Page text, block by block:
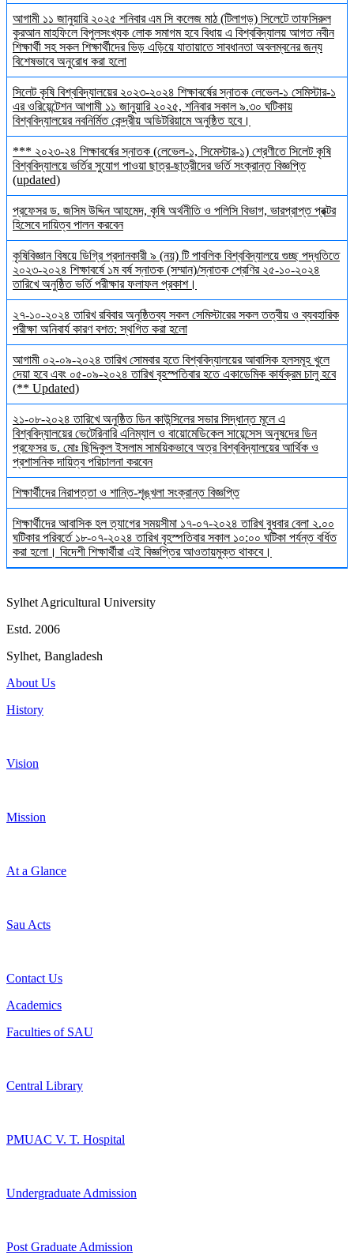
আগামী ১১ জানুয়ারি ২০২৫ শনিবার এম সি কলেজ মাঠ (টিলাগড়) সিলেটে তাফসিরুল
কুরআন মাহফিলে বিপুলসংখ্যক লোক সমাগম হবে বিধায় এ বিশ্ববিদ্যালয় আগত নবীন
শিক্ষার্থী সহ সকল শিক্ষার্থীদের ভিড় এড়িয়ে যাতায়াতে সাবধানতা অবলম্বনের জন্য
বিশেষভাবে অনুরোধ করা হলো
সিলেট কৃষি বিশ্ববিদ্যালয়ের ২০২৩-২০২৪ শিক্ষাবর্ষের স্নাতক লেভেল-১ সেমিস্টার-১
এর ওরিয়েন্টেশন আগামী ১১ জানুয়ারি ২০২৫, শনিবার সকাল ৯.৩০ ঘটিকায়
বিশ্ববিদ্যালয়ের নবনির্মিত কেন্দ্রীয় অডিটরিয়ামে অনুষ্ঠিত হবে।
*** ২০২৩-২৪ শিক্ষাবর্ষের স্নাতক (লেভেল-১, সিমেস্টার-১) শ্রেণীতে সিলেট কৃষি
বিশ্ববিদ্যালয়ে ভর্তির সুযোগ পাওয়া ছাত্র-ছাত্রীদের ভর্তি সংক্রান্ত বিজ্ঞপ্তি
(updated)
প্রফেসর ড. জসিম উদ্দিন আহমেদ, কৃষি অর্থনীতি ও পলিসি বিভাগ, ভারপ্রাপ্ত প্রক্টর
হিসেবে দায়িত্ব পালন করবেন
কৃষিবিজ্ঞান বিষয়ে ডিগ্রি প্রদানকারী ৯ (নয়) টি পাবলিক বিশ্ববিদ্যালয়ে গুচ্ছ পদ্ধতিতে
২০২৩-২০২৪ শিক্ষাবর্ষে ১ম বর্ষ স্নাতক (সম্মান)/স্নাতক শ্রেণির ২৫-১০-২০২৪
তারিখে অনুষ্ঠিত ভর্তি পরীক্ষার ফলাফল প্রকাশ।
২৭-১০-২০২৪ তারিখ রবিবার অনুষ্ঠিতব্য সকল সেমিস্টারের সকল তত্বীয় ও ব্যবহারিক
পরীক্ষা অনিবার্য কারণ বশত: স্থগিত করা হলো
আগামী ০২-০৯-২০২৪ তারিখ সোমবার হতে বিশ্ববিদ্যালয়ের আবাসিক হলসমূহ খুলে
দেয়া হবে এবং ০৫-০৯-২০২৪ তারিখ বৃহস্পতিবার হতে একাডেমিক কার্যক্রম চালু হবে
(** Updated)
২১-০৮-২০২৪ তারিখে অনুষ্ঠিত ডিন কাউন্সিলের সভার সিদ্ধান্ত মূলে এ
বিশ্ববিদ্যালয়ের ভেটেরিনারি এনিম্যাল ও বায়োমেডিকেল সায়েন্সেস অনুষদের ডিন
প্রফেসর ড. মোঃ ছিদ্দিকুল ইসলাম সাময়িকভাবে অত্র বিশ্ববিদ্যালয়ের আর্থিক ও
প্রশাসনিক দায়িত্ব পরিচালনা করবেন
শিক্ষার্থীদের নিরাপত্তা ও শান্তি-শৃঙ্খলা সংক্রান্ত বিজ্ঞপ্তি
শিক্ষার্থীদের আবাসিক হল ত্যাগের সময়সীমা ১৭-০৭-২০২৪ তারিখ বুধবার বেলা ২.০০
ঘটিকার পরিবর্তে ১৮-০৭-২০২৪ তারিখ বৃহস্পতিবার সকাল ১০:০০ ঘটিকা পর্যন্ত বর্ধিত
করা হলো। বিদেশী শিক্ষার্থীরা এই বিজ্ঞপ্তির আওতায়মুক্ত থাকবে।
Sylhet Agricultural University
Estd. 2006
Sylhet, Bangladesh
About Us
History
Vision
Mission
At a Glance
Sau Acts
Contact Us
Academics
Faculties of SAU
Central Library
PMUAC V. T. Hospital
Undergraduate Admission
Post Graduate Admission